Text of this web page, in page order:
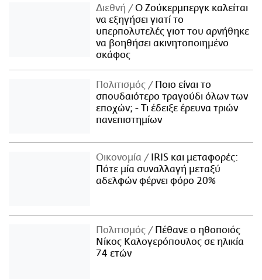
Διεθνή
Ο Ζούκερμπεργκ καλείται
να εξηγήσει γιατί το
υπερπολυτελές γιοτ του αρνήθηκε
να βοηθήσει ακινητοποιημένο
σκάφος
Πολιτισμός
Ποιο είναι το
σπουδαιότερο τραγούδι όλων των
εποχών; - Τι έδειξε έρευνα τριών
πανεπιστημίων
Οικονομία
IRIS και μεταφορές:
Πότε μία συναλλαγή μεταξύ
αδελφών φέρνει φόρο 20%
Πολιτισμός
Πέθανε ο ηθοποιός
Νίκος Καλογερόπουλος σε ηλικία
74 ετών